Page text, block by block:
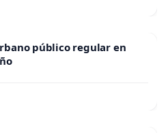
público regular en